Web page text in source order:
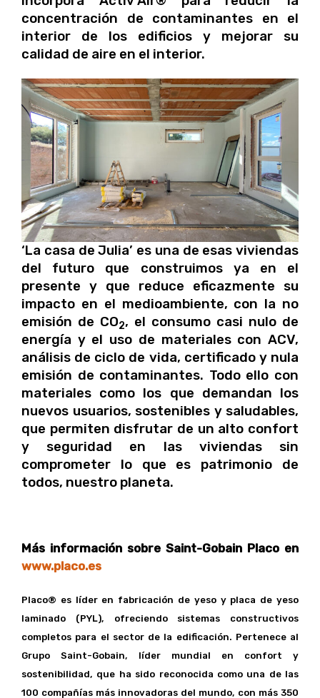
concentración de contaminantes en el
interior de los edificios y mejorar su
calidad de aire en el interior.
‘La casa de Julia’ es una de esas viviendas
del futuro que construimos ya en el
presente y que reduce eficazmente su
impacto en el medioambiente, con la no
emisión de CO2, el consumo casi nulo de
energía y el uso de materiales con ACV,
análisis de ciclo de vida, certificado y nula
emisión de contaminantes. Todo ello con
materiales como los que demandan los
nuevos usuarios, sostenibles y saludables,
que permiten disfrutar de un alto confort
y seguridad en las viviendas sin
comprometer lo que es patrimonio de
todos, nuestro planeta.
Más información sobre Saint-Gobain Placo en
www.placo.es
Placo® es líder en fabricación de yeso y placa de yeso
laminado (PYL), ofreciendo sistemas constructivos
completos para el sector de la edificación. Pertenece al
Grupo Saint-Gobain, líder mundial en confort y
sostenibilidad, que ha sido reconocida como una de las
100 compañías más innovadoras del mundo, con más 350